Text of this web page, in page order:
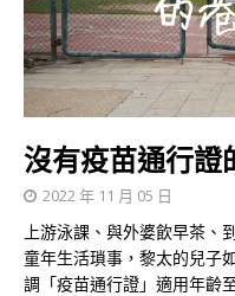
沒有疫苗通行證
2022 年 11 月 05 日
上游泳課、與外婆飲早茶
童年生活瑣事，黎太的兒子
調「疫苗通行證」適用年齡